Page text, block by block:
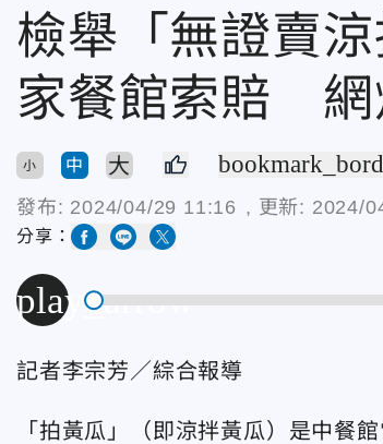
檢舉「無證賣
家餐館索賠 網
小 中 大
發布: 2024/04/29 11:16 , 更新: 2024/
分享：
play_arrow
記者李宗芳／綜合報導
「拍黃瓜」（即涼拌黃瓜）是中餐